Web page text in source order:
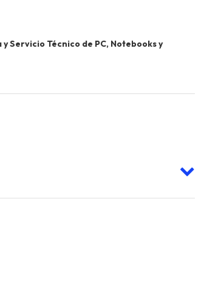
Servicio Técnico de PC, Notebooks y